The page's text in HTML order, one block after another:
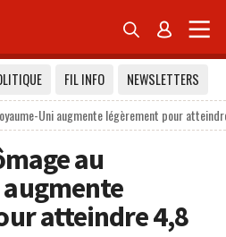
 
FIL INFO
NEWSLETTERS
Uni augmente légèrement pour
au
atteindre 4,8